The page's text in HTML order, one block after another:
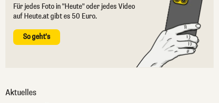
Für jedes Foto in "Heute" oder jedes Video
auf Heute.at gibt es 50 Euro.
So geht's
Aktuelles